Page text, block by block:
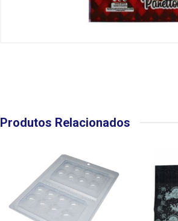
Produtos Relacionados